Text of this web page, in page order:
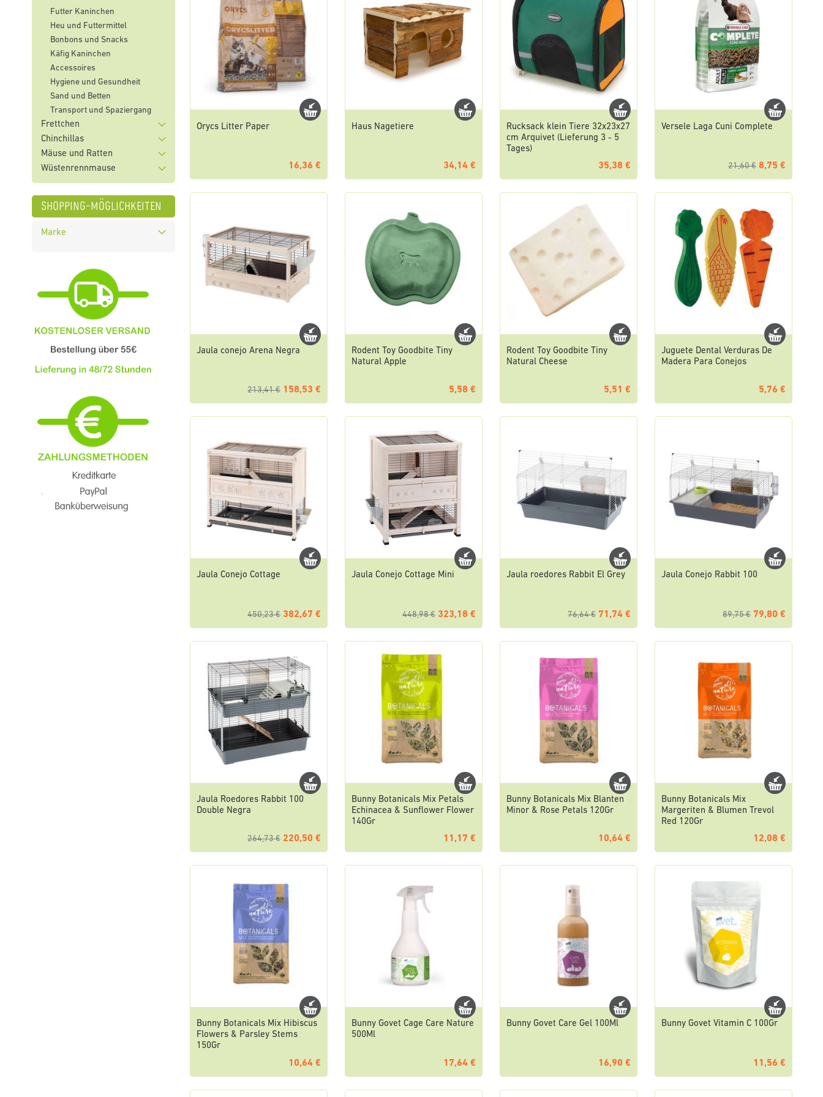
Orycs Litter Paper
16,36 €
Haus Nagetiere
34,14 €
Rucksack klein Tiere 32x23x27
cm Arquivet (Lieferung 3 - 5
Tages)
35,38 €
Versele Laga Cuni Complete
21,60 € 8,75 €
Jaula conejo Arena Negra
213,41 € 158,53 €
Rodent Toy Goodbite Tiny
Natural Apple
5,58 €
Rodent Toy Goodbite Tiny
Natural Cheese
5,51 €
Juguete Dental Verduras De
Madera Para Conejos
5,76 €
Jaula Conejo Cottage
450,23 € 382,67 €
Jaula Conejo Cottage Mini
448,98 € 323,18 €
Jaula roedores Rabbit El Grey
76,64 € 71,74 €
Jaula Conejo Rabbit 100
89,75 € 79,80 €
Jaula Roedores Rabbit 100
Double Negra
264,73 € 220,50 €
Bunny Botanicals Mix Petals
Echinacea & Sunflower Flower
140Gr
11,17 €
Bunny Botanicals Mix Blanten
Minor & Rose Petals 120Gr
10,64 €
Bunny Botanicals Mix
Margeriten & Blumen Trevol
Red 120Gr
12,08 €
Bunny Botanicals Mix Hibiscus
Flowers & Parsley Stems
150Gr
10,64 €
Bunny Govet Cage Care Nature
500Ml
17,64 €
Bunny Govet Care Gel 100Ml
16,90 €
Bunny Govet Vitamin C 100Gr
11,56 €
Futter Kaninchen
Heu und Futtermittel
Bonbons und Snacks
Käfig Kaninchen
Accessoires
Hygiene und Gesundheit
Sand und Betten
Transport und Spaziergang
Frettchen
Chinchillas
Mäuse und Ratten
Wüstenrennmause
shopping-möglichkeiten
Marke